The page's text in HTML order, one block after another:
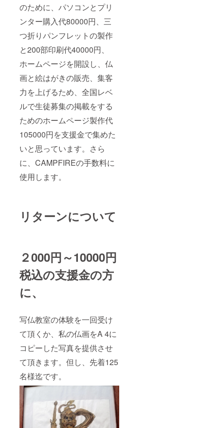
のために、パソコンとプリ
ンター購入代80000円、三
つ折りパンフレットの製作
と200部印刷代40000円、
ホームページを開設し、仏
画と絵はがきの販売、集客
力を上げるため、全国レベ
ルで生徒募集の掲載をする
ためのホームページ製作代
105000円を支援金で集めた
いと思っています。さら
に、CAMPFIREの手数料に
使用します。
リターンについて
２000円～10000円
税込の支援金の方
に、
写仏教室の体験を一回受け
て頂くか、私の仏画をA 4に
コピーした写真を提供させ
て頂きます。但し、先着125
名様迄です。